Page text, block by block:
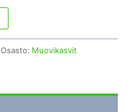
Osasto: Muovikasvit